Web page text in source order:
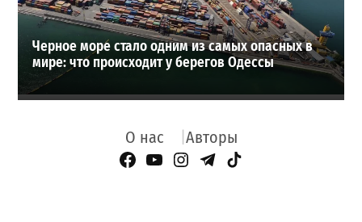
Черное море стало одним из самых опасных в
мире: что происходит у берегов Одессы
О нас Авторы
Facebook Page
YouTube
Instagram
Telegram
TikTok